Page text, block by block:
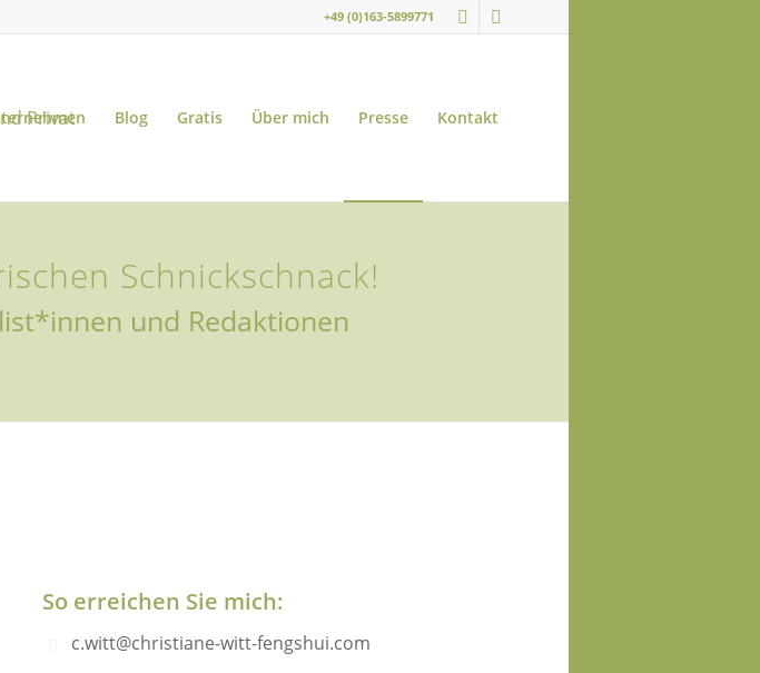
+49 (0)163-5899771
Blog Gratis Über mich Presse Kontakt
Schnickschnack!
und Redaktionen
So erreichen Sie mich:
c.witt@christiane-witt-fengshui.com